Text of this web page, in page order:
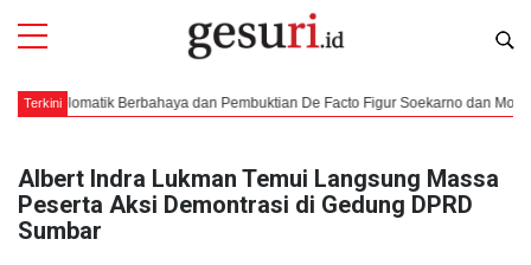
TerkiniBerbahaya dan Pembuktian De Facto Figur Soekarno dan Moh. Hatta
Albert Indra Lukman Temui Langsung Massa
Peserta Aksi Demontrasi di Gedung DPRD
Sumbar